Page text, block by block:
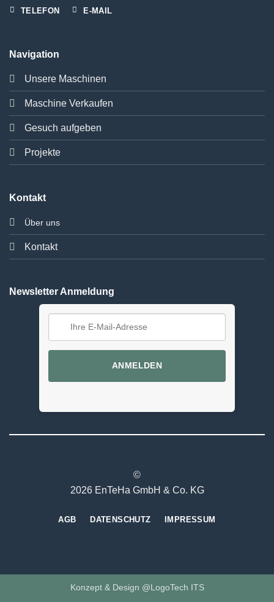
TELEFON E-MAIL
Navigation
Unsere Maschinen
Maschine Verkaufen
Gesuch aufgeben
Projekte
Kontakt
Über uns
Kontakt
Newsletter Anmeldung
ANMELDEN
©
2026 EnTeHa GmbH & Co. KG
AGB DATENSCHUTZ IMPRESSUM
Konzept & Design @LogoTech ITS